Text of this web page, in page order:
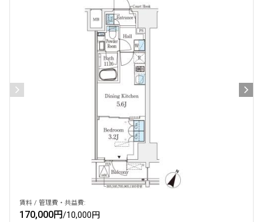
賃料 / 管理費・共益費:
170,000円/10,000円